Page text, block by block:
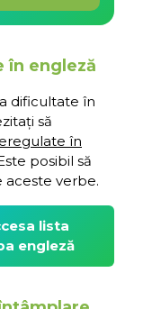
în engleză
dificultate în
să
în
posibil să
aceste verbe.
lista
engleză